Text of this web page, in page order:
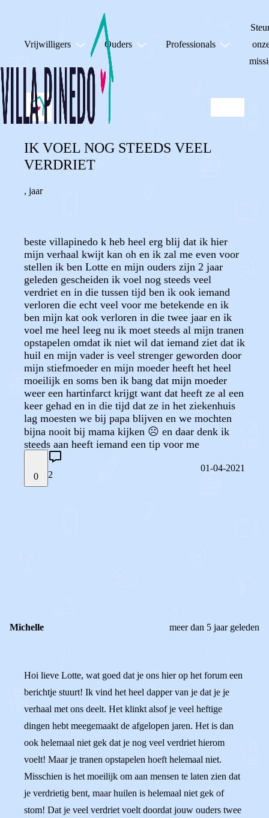
Vrijwilligers Ouders Professionals
IK VOEL NOG STEEDS VEEL
VERDRIET
, jaar
beste villapinedo k heb heel erg blij dat ik hier
mijn verhaal kwijt kan oh en ik zal me even voor
stellen ik ben Lotte en mijn ouders zijn 2 jaar
geleden gescheiden ik voel nog steeds veel
verdriet en in die tussen tijd ben ik ook iemand
verloren die echt veel voor me betekende en ik
ben mijn kat ook verloren in die twee jaar en ik
voel me heel leeg nu ik moet steeds al mijn tranen
opstapelen omdat ik niet wil dat iemand ziet dat ik
huil en mijn vader is veel strenger geworden door
mijn stiefmoeder en mijn moeder heeft het heel
moeilijk en soms ben ik bang dat mijn moeder
weer een hartinfarct krijgt want dat heeft ze al een
keer gehad en in die tijd dat ze in het ziekenhuis
lag moesten we bij papa blijven en we mochten
bijna nooit bij mama kijken ☹️ en daar denk ik
steeds aan heeft iemand een tip voor me
0 2
01-04-2021
Michelle meer dan 5 jaar geleden
Hoi lieve Lotte, wat goed dat je ons hier op het forum een
berichtje stuurt! Ik vind het heel dapper van je dat je je
verhaal met ons deelt. Het klinkt alsof je veel heftige
dingen hebt meegemaakt de afgelopen jaren. Het is dan
ook helemaal niet gek dat je nog veel verdriet hierom
voelt! Maar je tranen opstapelen hoeft helemaal niet.
Misschien is het moeilijk om aan mensen te laten zien dat
je verdrietig bent, maar huilen is helemaal niet gek of
stom! Dat je veel verdriet voelt doordat jouw ouders twee